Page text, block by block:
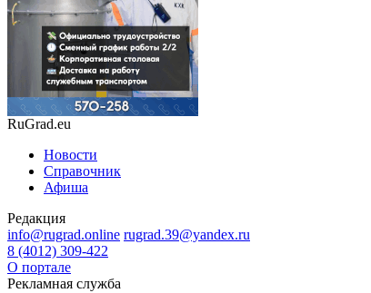
RuGrad.eu
Новости
Справочник
Афиша
Редакция
info@rugrad.online rugrad.39@yandex.ru
8 (4012) 309-422
О портале
Рекламная служба